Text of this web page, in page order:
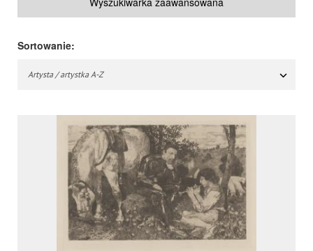
Sortowanie:
Artysta / artystka A-Z